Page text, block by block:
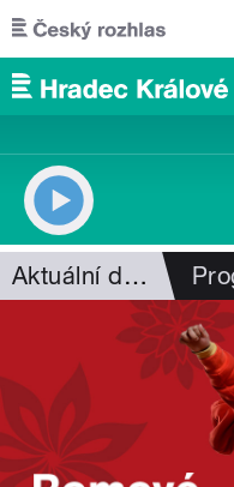
Přejít k hlavnímu obsahu
Aktuální dění